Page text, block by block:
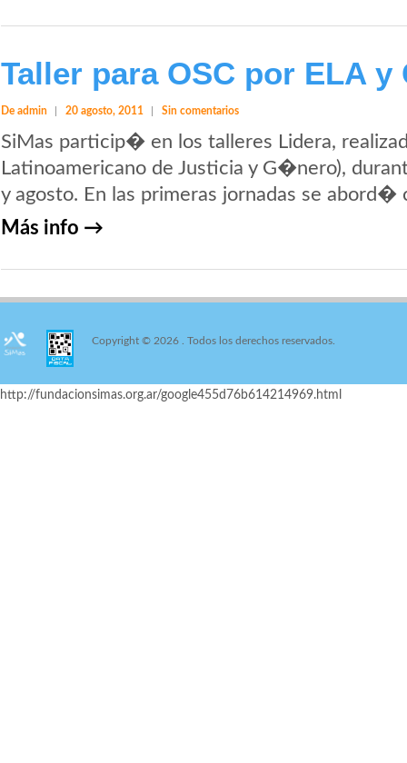
Taller para OSC por ELA y
De admin 20 agosto, 2011 Sin comentarios
SiMas particip� en los talleres Lidera,
Latinoamericano de Justicia y G�nero),
y agosto. En las primeras jornadas se
Más info →
Copyright © 2026 . Todos los derechos reservados.
http://fundacionsimas.org.ar/google455d76b614214969.html